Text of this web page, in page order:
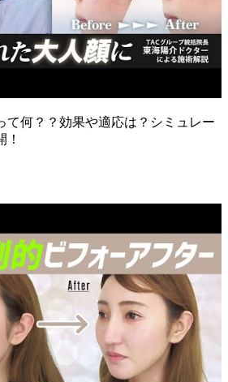
て何？？効果や適応は？シミュレー
！